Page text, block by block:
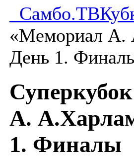
Самбо.ТВ
«Мемориал А.
День 1.
А.
1. Финалы